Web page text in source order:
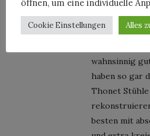
PETERKEMPE
26. Mai 2016 at
wahnsinnig
haben so gar
Thonet
besten mit
öffnen, um eine individuelle
Cookie Einstellungen Alles